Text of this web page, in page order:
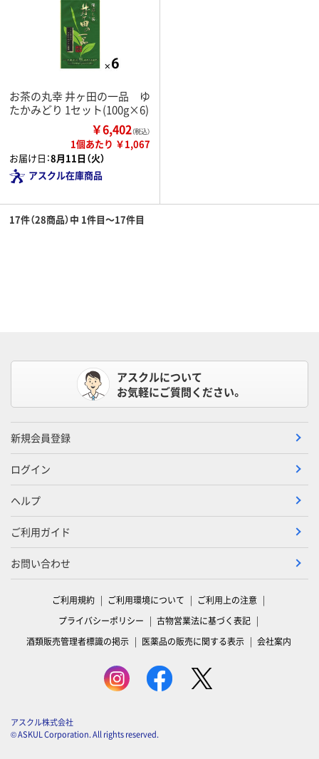
お茶の丸幸 井ヶ田の一品 ゆ
たかみどり 1セット(100g×6)
￥6,402（税込）
1個あたり ￥1,067
お届け日：8月11日（火）
アスクル在庫商品
17件（28商品）中 1件目～17件目
アスクルについて
お気軽にご質問ください。
新規会員登録
ログイン
ヘルプ
ご利用ガイド
お問い合わせ
ご利用規約 ご利用環境について
ご利用上の注意
プライバシーポリシー
古物営業法に基づく表記
酒類販売管理者標識の掲示
医薬品の販売に関する表示 会社案内
アスクル株式会社
© ASKUL Corporation. All rights reserved.